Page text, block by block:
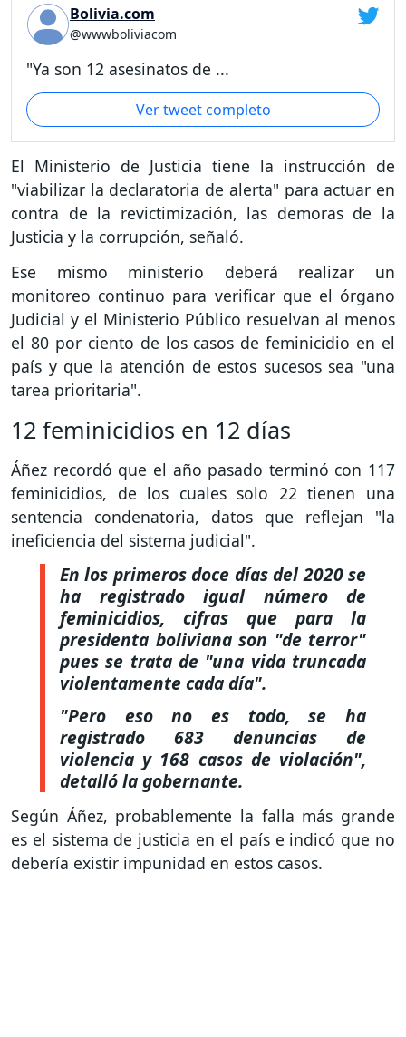
Bolivia.com
@wwwboliviacom
"Ya son 12 asesinatos de ...
Ver tweet completo
El Ministerio de Justicia tiene la instrucción de
"viabilizar la declaratoria de alerta" para actuar en
contra de la revictimización, las demoras de la
Justicia y la corrupción, señaló.
Ese mismo ministerio deberá realizar un
monitoreo continuo para verificar que el órgano
Judicial y el Ministerio Público resuelvan al menos
el 80 por ciento de los casos de feminicidio en el
país y que la atención de estos sucesos sea "una
tarea prioritaria".
12 feminicidios en 12 días
Áñez recordó que el año pasado terminó con 117
feminicidios, de los cuales solo 22 tienen una
sentencia condenatoria, datos que reflejan "la
ineficiencia del sistema judicial".
En los primeros doce días del 2020 se
ha registrado igual número de
feminicidios, cifras que para la
presidenta boliviana son "de terror"
pues se trata de "una vida truncada
violentamente cada día".
"Pero eso no es todo, se ha
registrado 683 denuncias de
violencia y 168 casos de violación",
detalló la gobernante.
Según Áñez, probablemente la falla más grande
es el sistema de justicia en el país e indicó que no
debería existir impunidad en estos casos.